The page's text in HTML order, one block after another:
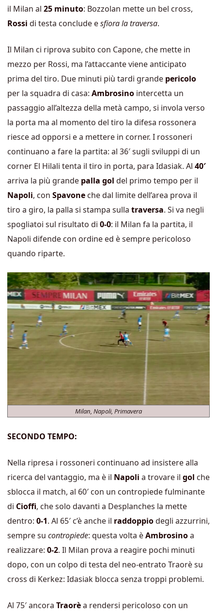
il Milan al 25 minuto: Bozzolan mette un bel cross,
Rossi di testa conclude esfiora la traversa.
Il Milan ci riprova subito con Capone, che mette in
mezzo per Rossi, ma l’attaccante viene anticipato
prima del tiro. Due minuti più tardi grande pericolo
per la squadra di casa: Ambrosino intercetta un
passaggio all’altezza della metà campo, si invola verso
la porta ma al momento del tiro la difesa rossonera
riesce ad opporsi e a mettere in corner. I rossoneri
continuano a fare la partita: al 36′ sugli sviluppi di un
corner El Hilali tenta il tiro in porta, para Idasiak. Al 40′
arriva la più grande palla gol del primo tempo per il
Napoli, con Spavone che dal limite dell’area prova il
tiro a giro, la palla si stampa sulla traversa. Si va negli
spogliatoi sul risultato di 0-0: il Milan fa la partita, il
Napoli difende con ordine ed è sempre pericoloso
quando riparte.
Milan, Napoli, Primavera
SECONDO TEMPO:
Nella ripresa i rossoneri continuano ad insistere alla
ricerca del vantaggio, ma è il Napoli a trovare il gol che
sblocca il match, al 60′ con un contropiede fulminante
di Cioffi, che solo davanti a Desplanches la mette
dentro: 0-1. Al 65′ c’è anche il raddoppiodegli azzurrini,
sempre su contropiede: questa volta èAmbrosinoa
realizzare: 0-2. Il Milan prova a reagire pochi minuti
dopo, con un colpo di testa del neo-entrato Traorè su
cross di Kerkez: Idasiak blocca senza troppi problemi.
Al 75′ ancora Traorèa rendersi pericoloso con un